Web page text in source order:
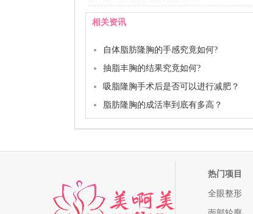
相关资讯
自体脂肪隆胸的手感究竟如何?
抽脂丰胸的结果究竟如何?
吸脂隆胸手术后是否可以进行减肥？
脂肪隆胸的成活率到底有多高？
热门项目
全眼整形